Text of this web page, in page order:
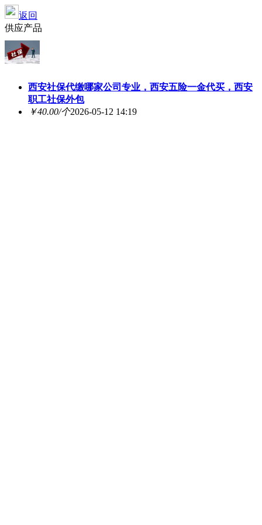
返回
供应产品
西安社保代缴哪家公司专业，西安五险一金代买，西安
职工社保外包
￥40.00/个2026-05-12 14:19